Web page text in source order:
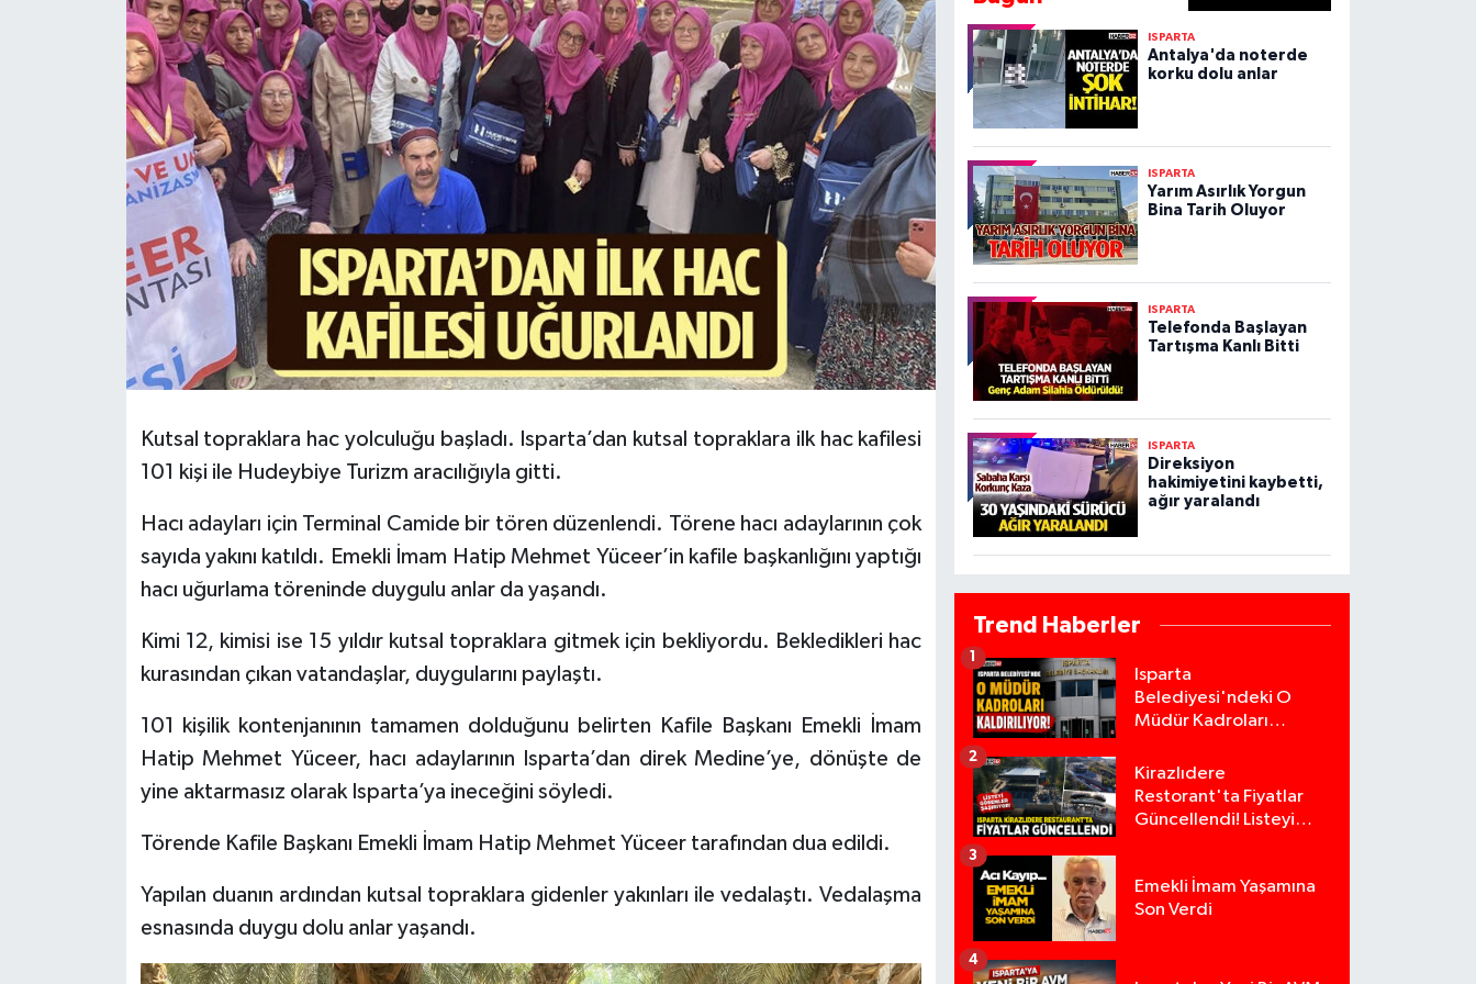
Kutsal topraklara hac yolculuğu başladı. Isparta’dan kutsal topraklara ilk hac kafilesi
101 kişi ile Hudeybiye Turizm aracılığıyla gitti.
Hacı adayları için Terminal Camide bir tören düzenlendi. Törene hacı adaylarının çok
sayıda yakını katıldı. Emekli İmam Hatip Mehmet Yüceer’in kafile başkanlığını yaptığı
hacı uğurlama töreninde duygulu anlar da yaşandı.
Kimi 12, kimisi ise 15 yıldır kutsal topraklara gitmek için bekliyordu. Bekledikleri hac
kurasından çıkan vatandaşlar, duygularını paylaştı.
101 kişilik kontenjanının tamamen dolduğunu belirten Kafile Başkanı Emekli İmam
Hatip Mehmet Yüceer, hacı adaylarının Isparta’dan direk Medine’ye, dönüşte de
yine aktarmasız olarak Isparta’ya ineceğini söyledi.
Törende Kafile Başkanı Emekli İmam Hatip Mehmet Yüceer tarafından dua edildi.
Yapılan duanın ardından kutsal topraklara gidenler yakınları ile vedalaştı. Vedalaşma
esnasında duygu dolu anlar yaşandı.
ISPARTA
Antalya'da noterde
korku dolu anlar
ISPARTA
Yarım Asırlık Yorgun
Bina Tarih Oluyor
ISPARTA
Telefonda Başlayan
Tartışma Kanlı Bitti
ISPARTA
Direksiyon
hakimiyetini kaybetti,
ağır yaralandı
Trend Haberler
Isparta
Belediyesi'ndeki O
Müdür Kadroları
1
Kirazlıdere
Restorant'ta Fiyatlar
Güncellendi! Listeyi
2
Emekli İmam Yaşamına
Son Verdi
3
4
HABERDE İNSAN
KÜLTÜR SANAT
MAGAZİN
POLİTİKA
RESMİ İLANLAR
Teknoloji